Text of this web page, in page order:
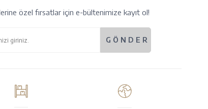
özel fırsatlar için e-bültenimize kayıt ol!